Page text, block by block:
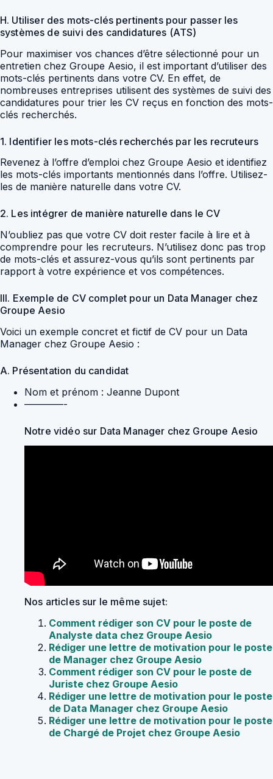
H. Utiliser des mots-clés pertinents pour passer les
systèmes de suivi des candidatures (ATS)
Pour maximiser vos chances d’être sélectionné pour un
entretien chez Groupe Aesio, il est important d’utiliser des
mots-clés pertinents dans votre CV. En effet, de
nombreuses entreprises utilisent des systèmes de suivi des
candidatures pour trier les CV reçus en fonction des mots-
clés recherchés.
1. Identifier les mots-clés recherchés par les recruteurs
Revenez à l’offre d’emploi chez Groupe Aesio et identifiez
les mots-clés importants mentionnés dans l’offre. Utilisez-
les de manière naturelle dans votre CV.
2. Les intégrer de manière naturelle dans le CV
N’oubliez pas que votre CV doit rester facile à lire et à
comprendre pour les recruteurs. N’utilisez donc pas trop
de mots-clés et assurez-vous qu’ils sont pertinents par
rapport à votre expérience et vos compétences.
III. Exemple de CV complet pour un Data Manager chez
Groupe Aesio
Voici un exemple concret et fictif de CV pour un Data
Manager chez Groupe Aesio :
A. Présentation du candidat
Nom et prénom : Jeanne Dupont
————-
Notre vidéo sur Data Manager chez Groupe Aesio
Nos articles sur le même sujet:
Comment rédiger son CV pour le poste de
Analyste data chez Groupe Aesio
Rédiger une lettre de motivation pour le poste
de Manager chez Groupe Aesio
Comment rédiger son CV pour le poste de
Juriste chez Groupe Aesio
Rédiger une lettre de motivation pour le poste
de Data Manager chez Groupe Aesio
Rédiger une lettre de motivation pour le poste
de Chargé de Projet chez Groupe Aesio